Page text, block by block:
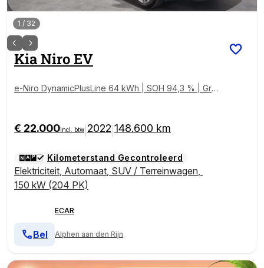
1 / 32
KiaNiro EV
e-Niro DynamicPlusLine 64 kWh | SOH 94,3 % | Grot
€ 22.000incl. btw 2022 148.600 km
Kilometerstand Gecontroleerd
Elektriciteit, Automaat, SUV / Terreinwagen,
150 kW (204 PK)
ECAR
Alphen aan den Rijn
Bel